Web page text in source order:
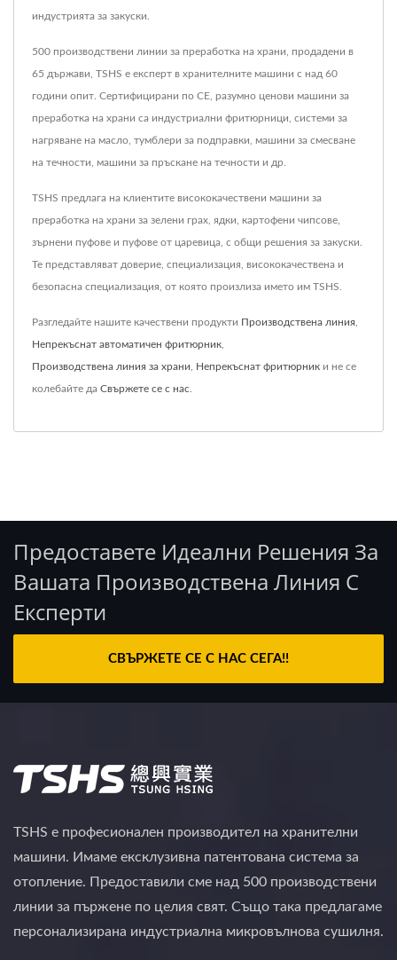
индустрията за закуски.
500 производствени линии за преработка на храни, продадени в
65 държави, TSHS е експерт в хранителните машини с над 60
години опит. Сертифицирани по CE, разумно ценови машини за
преработка на храни са индустриални фритюрници, системи за
нагряване на масло, тумблери за подправки, машини за смесване
на течности, машини за пръскане на течности и др.
TSHS предлага на клиентите висококачествени машини за
преработка на храни за зелени грах, ядки, картофени чипсове,
зърнени пуфове и пуфове от царевица, с общи решения за закуски.
Те представляват доверие, специализация, висококачествена и
безопасна специализация, от която произлиза името им TSHS.
Разгледайте нашите качествени продукти Производствена линия
Непрекъснат автоматичен фритюрник
Производствена линия за храни Непрекъснат фритюрник и не се
колебайте да Свържете се с нас
Предоставете Идеални Решения За
Вашата Производствена Линия С
Експерти
СВЪРЖЕТЕ СЕ С НАС СЕГА!!
TSHS е професионален производител на хранителни
машини. Имаме ексклузивна патентована система за
отопление. Предоставили сме над 500 производствени
линии за пържене по целия свят. Също така предлагаме
персонализирана индустриална микровълнова сушилня.